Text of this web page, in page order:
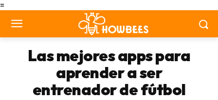
=
Las mejores apps para
aprender a ser
entrenador de fútbol